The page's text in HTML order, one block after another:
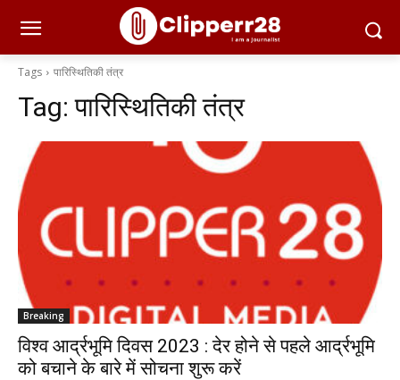
Tags पारिस्थितिकी तंत्र
Tag:पारिस्थितिकी तंत्र
Breaking
विश्व आर्द्रभूमि दिवस 2023 : देर होने से पहले आर्द्रभूमि
को बचाने के बारे में सोचना शुरू करें